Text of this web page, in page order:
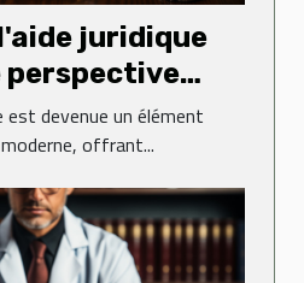
juridique
perspective
est devenue un élément
offrant...